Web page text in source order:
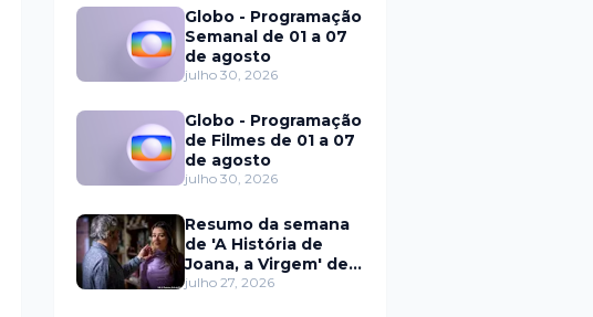
Globo - Programação
Semanal de 01 a 07
de agosto
julho 30, 2026
Globo - Programação
de Filmes de 01 a 07
de agosto
julho 30, 2026
Resumo da semana
de 'A História de
Joana, a Virgem' de
27 a 31 de julho
julho 27, 2026